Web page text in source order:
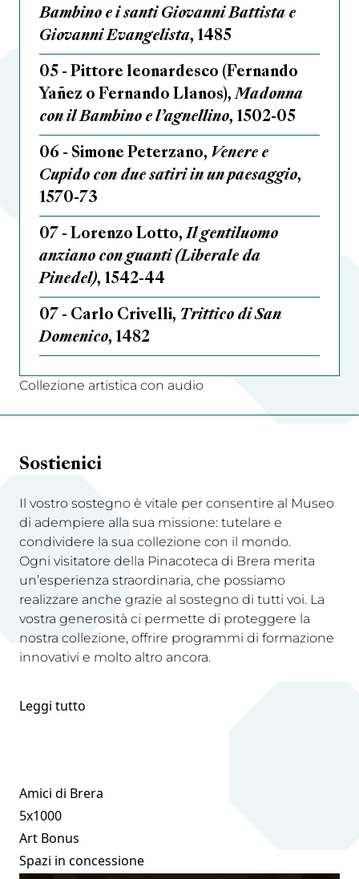
Bambino e i santi Giovanni Battista e
Giovanni Evangelista, 1485
05 - Pittore leonardesco (Fernando
Yañez o Fernando Llanos),Madonna
con il Bambino e l’agnellino, 1502-05
06 - Simone Peterzano, Venere e
Cupido con due satiri in un paesaggio,
1570-73
07 - Lorenzo Lotto,Il gentiluomo
anziano con guanti (Liberale da
Pinedel), 1542-44
07 - Carlo Crivelli, Trittico di San
Domenico, 1482
Collezione artistica con audio
Sostienici
Il vostro sostegno è vitale per consentire al Museo
di adempiere alla sua missione: tutelare e
condividere la sua collezione con il mondo.
Ogni visitatore della Pinacoteca di Brera merita
un’esperienza straordinaria, che possiamo
realizzare anche grazie al sostegno di tutti voi. La
vostra generosità ci permette di proteggere la
nostra collezione, offrire programmi di formazione
innovativi e molto altro ancora.
Leggi tutto
Amici di Brera
5x1000
Art Bonus
Spazi in concessione